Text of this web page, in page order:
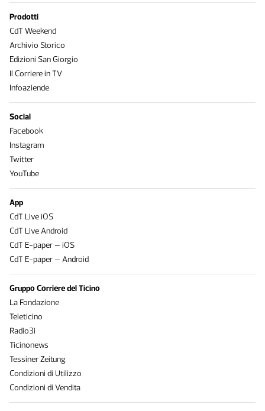
Prodotti
CdT Weekend
Archivio Storico
Edizioni San Giorgio
Il Corriere in TV
Infoaziende
Social
Facebook
Instagram
Twitter
YouTube
App
CdT Live iOS
CdT Live Android
CdT E-paper – iOS
CdT E-paper – Android
Gruppo Corriere del Ticino
La Fondazione
Teleticino
Radio3i
Ticinonews
Tessiner Zeitung
Condizioni di Utilizzo
Condizioni di Vendita